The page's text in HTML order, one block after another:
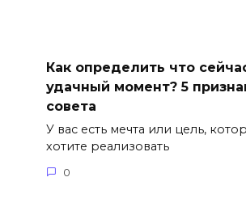
Как определить что
удачный момент? 5
совета
У вас есть мечта или цель,
хотите реализовать
0